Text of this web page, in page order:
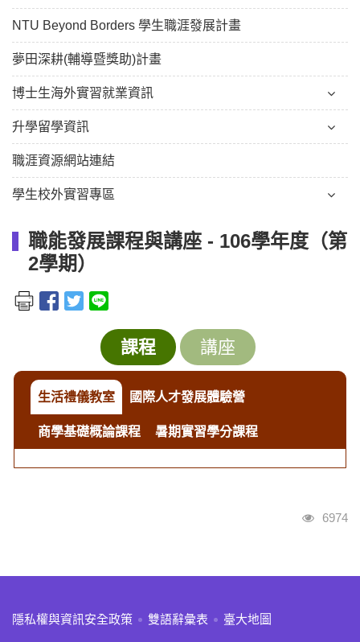
NTU Beyond Borders 學生職涯發展計畫
夢田深耕(輔導暨獎助)計畫
博士生海外實習就業資訊
升學留學資訊
職涯資源網站連結
學生校外實習專區
職能發展課程與講座 - 106學年度（第
2學期）
課程
生活禮儀教室 國際人才發展體驗營
商學基礎概論課程 暑期實習學分課程
講座
瀏覽人
6974
:::
隱私權與資訊安全政策 雙語辭彙表 臺大地圖